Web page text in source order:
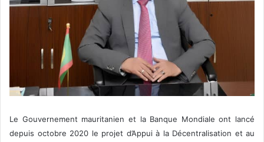
Le Gouvernement mauritanien et la Banque Mondiale ont lancé
depuis octobre 2020 le projet d’Appui à la Décentralisation et au